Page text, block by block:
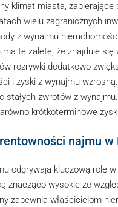
klimat miasta,
wielu zagranicznych
z wynajmu
ma tę zaletę, że znajduje
rozrywki dodatkowo
i zyski z wynajmu
stałych zwrotów z
krótkoterminowe
najmu
odgrywają kluczową rolę
znacząco wysokie ze
zapewnia właścicielom